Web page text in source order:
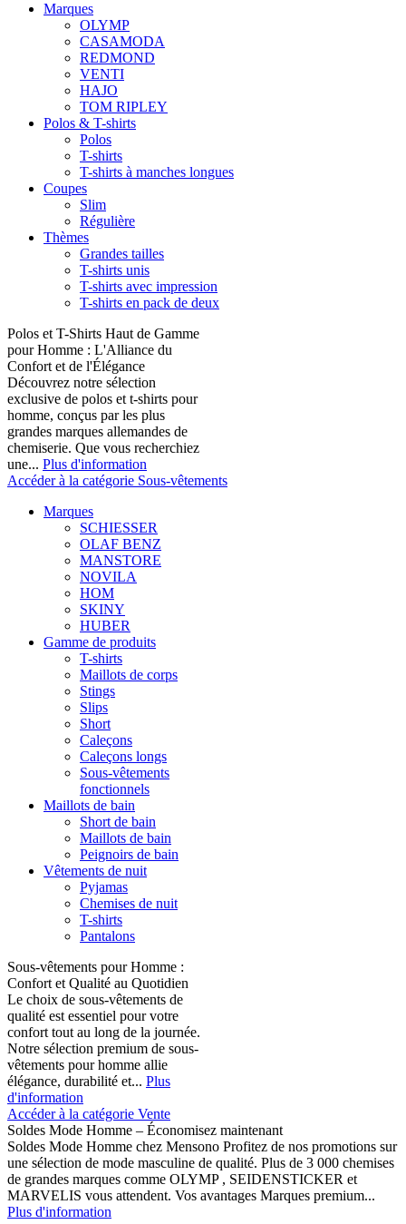
Marques
OLYMP
CASAMODA
REDMOND
VENTI
HAJO
TOM RIPLEY
Polos & T-shirts
Polos
T-shirts
T-shirts à manches longues
Coupes
Slim
Régulière
Thèmes
Grandes tailles
T-shirts unis
T-shirts avec impression
T-shirts en pack de deux
Polos et T-Shirts Haut de Gamme
pour Homme : L'Alliance du
Confort et de l'Élégance
Découvrez notre sélection
exclusive de polos et t-shirts pour
homme, conçus par les plus
grandes marques allemandes de
chemiserie. Que vous recherchiez
une... Plus d'information
Accéder à la catégorie Sous-vêtements
Marques
SCHIESSER
OLAF BENZ
MANSTORE
NOVILA
HOM
SKINY
HUBER
Gamme de produits
T-shirts
Maillots de corps
Stings
Slips
Short
Caleçons
Caleçons longs
Sous-vêtements
fonctionnels
Maillots de bain
Short de bain
Maillots de bain
Peignoirs de bain
Vêtements de nuit
Pyjamas
Chemises de nuit
T-shirts
Pantalons
Sous-vêtements pour Homme :
Confort et Qualité au Quotidien
Le choix de sous-vêtements de
qualité est essentiel pour votre
confort tout au long de la journée.
Notre sélection premium de sous-
vêtements pour homme allie
élégance, durabilité et... Plus
d'information
Accéder à la catégorie Vente
Soldes Mode Homme – Économisez maintenant
Soldes Mode Homme chez Mensono Profitez de nos promotions sur
une sélection de mode masculine de qualité. Plus de 3 000 chemises
de grandes marques comme OLYMP , SEIDENSTICKER et
MARVELIS vous attendent. Vos avantages Marques premium...
Plus d'information